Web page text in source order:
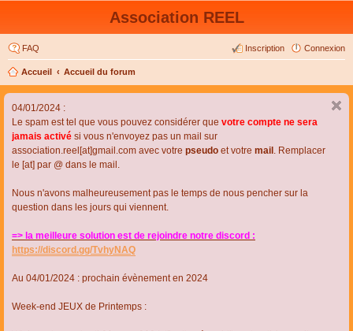
Association REEL
FAQ Connexion
Inscription
Accueil Accueil du forum
04/01/2024 :
Le spam est tel que vous pouvez considérer que votre compte ne sera
jamais activé si vous n'envoyez pas un mail sur
association.reel[at]gmail.com avec votre pseudo et votre mail . Remplacer
le [at] par @ dans le mail.
Nous n'avons malheureusement pas le temps de nous pencher sur la
question dans les jours qui viennent.
=> la meilleure solution est de rejoindre notre discord :
https://discord.gg/TvhyNAQ
Au 04/01/2024 : prochain évènement en 2024
Week-end JEUX de Printemps :